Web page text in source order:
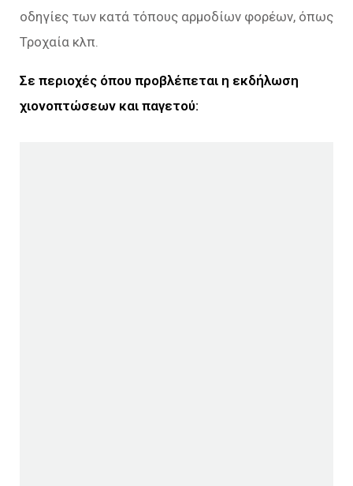
οδηγίες των κατά τόπους αρμοδίων φορέων, όπως
Τροχαία κλπ.
Σε περιοχές όπου προβλέπεται η εκδήλωση
χιονοπτώσεων και παγετού: